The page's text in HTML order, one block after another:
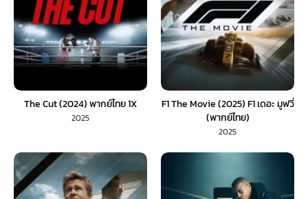
The Cut (2024) พากย์ไทย 1X
2025
F1 The Movie (2025) F1 เดอะ มูฟวี่
(พากย์ไทย)
2025